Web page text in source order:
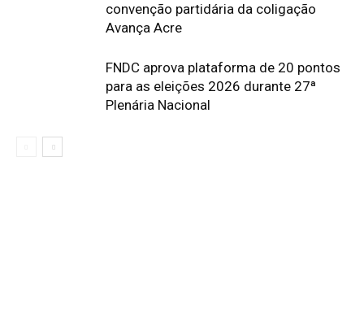
convenção partidária da coligação
Avança Acre
FNDC aprova plataforma de 20 pontos
para as eleições 2026 durante 27ª
Plenária Nacional